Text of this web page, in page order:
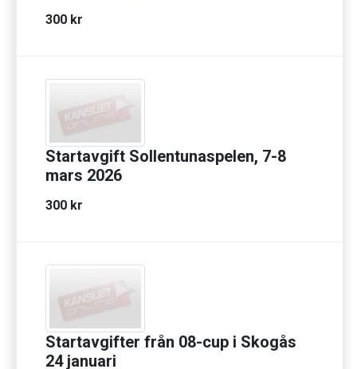
300 kr
Startavgift Sollentunaspelen, 7-8
mars 2026
300 kr
Startavgifter från 08-cup i Skogås
24 januari